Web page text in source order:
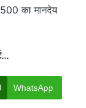
का मानदेय
WhatsApp